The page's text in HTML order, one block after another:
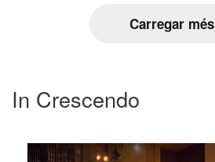
Carregar més
In Crescendo